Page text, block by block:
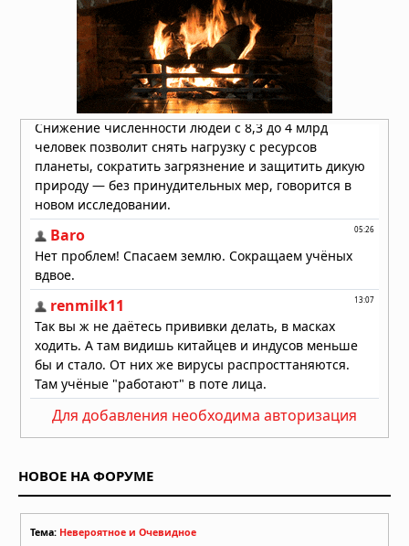
На Таманском полуострове найдены
останки древних слонов — предков
мамонтов
Вчера в 09:00
Учёные предложили сократить
население Земли до 4 миллиардов к
2200 году
Вчера в 07:48
Для добавления необходима авторизация
НОВОЕ НА ФОРУМЕ
Тема: Невероятное и Очевидное